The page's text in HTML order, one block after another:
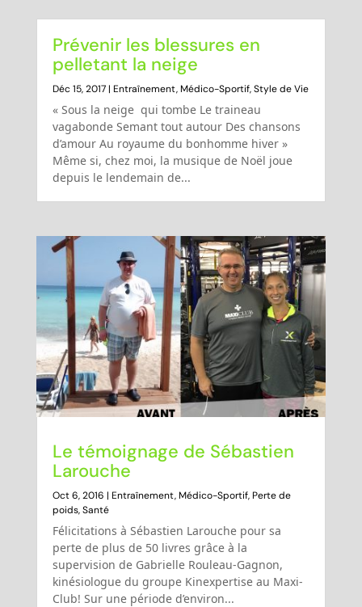
Prévenir les blessures en
pelletant la neige
Déc 15, 2017| Entraînement,Médico-Sportif,Style de Vie
« Sous la neige qui tombe Le traineau
vagabonde Semant tout autour Des chansons
d’amour Au royaume du bonhomme hiver »
Même si, chez moi, la musique de Noël joue
depuis le lendemain de...
Le témoignage de Sébastien
Larouche
Oct 6, 2016 | Entraînement,Médico-Sportif,Perte de
poids,Santé
Félicitations à Sébastien Larouche pour sa
perte de plus de 50 livres grâce à la
supervision de Gabrielle Rouleau-Gagnon,
kinésiologue du groupe Kinexpertise au Maxi-
Club! Sur une période d’environ...